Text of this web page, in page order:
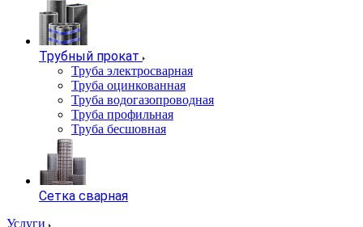
Трубный прокат
Труба электросварная
Труба оцинкованная
Труба водогазопроводная
Труба профильная
Труба бесшовная
Сетка сварная
Услуги